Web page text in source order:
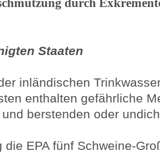
durch
Staaten
inländischen
enthalten gefährliche
berstenden oder
die EPA fünf Schweine-